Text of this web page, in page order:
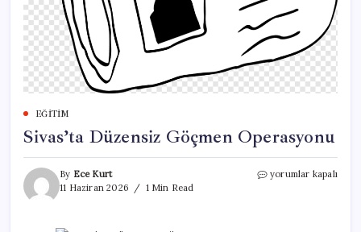
EĞITIM
Sivas’ta Düzensiz Göçmen Operasyonu
By Ece Kurt
11 Haziran 2026
1 Min Read
Sivas’ta
yorumlar kapalı